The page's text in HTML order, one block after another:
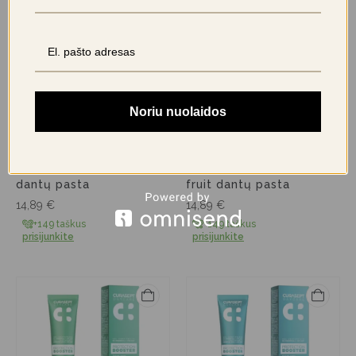
CURASEPT ECOBIO -
dantų pasta
14,89 €
+149 taškus
prisijunkite
CURASEPT DAYCARE -
fruit dantų pasta
14,89 €
+149 taškus
prisijunkite
Noriu nuolaidos